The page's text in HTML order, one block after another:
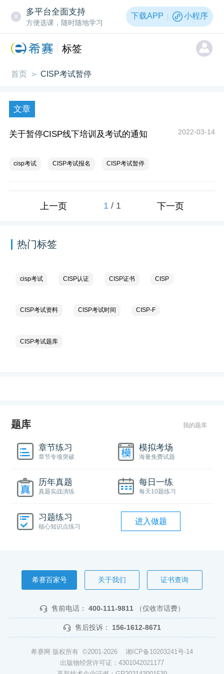
多平台全面支持
方便选课，随时随地学习
下载APP 小程序
标签
首页 > CISP考试暂停
文章
关于暂停CISP线下培训及考试的通知 2022-03-14
cisp考试 CISP考试报名 CISP考试暂停
上一页 1 / 1 下一页
热门标签
cisp考试 CISP认证 CISP证书 CISP
CISP考试资料 CISP考试时间 CISP-F
CISP考试题库
题库 我的题库
章节练习
章节专项突破
模拟考场
海量免费试题
历年真题
真题实战演练
每日一练
每天10题练习
习题练习
核心知识点练习
进入做题
希赛百家号 关于我们 证书查询
售前电话： 400-111-9811 （仅收市话费）
售后投诉： 156-1612-8671
希赛网 版权所有 ©2001-2026 湘ICP备10203241号-14
出版物经营许可证：4301042021177